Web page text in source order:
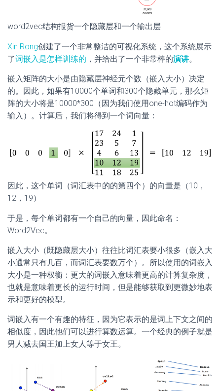
word2vec结构报货一个隐藏层和一个输出层
Xin Rong创建了一个非常整洁的可视化系统，这个系统展示
了词嵌入是怎样训练的 ，并给出了一个非常棒的演讲。
嵌入矩阵的大小是由隐藏层神经元个数（嵌入大小）决定
的。因此，如果有10000个单词和300个隐藏单元，那么矩
阵的大小将是10000*300（因为我们使用one-hot编码作为
输入）。计算后，我们将得到一个词向量：
因此，这个单词（词汇表中的的第四个）的向量是（10，
12，19）
于是，每个单词都有一个自己的向量，因此命名：
Word2Vec。
嵌入大小（既隐藏层大小）往往比词汇表要小很多（嵌入大
小通常只有几百，而词汇表要数万个）。所以使用的词嵌入
大小是一种权衡：更大的词嵌入意味着更高的计算复杂度，
也就是意味着更长的运行时间，但是能够获取到更微妙地表
示和更好的模型。
词嵌入有一个有趣的特征，因为它表示的是词上下文之间的
相似度，因此他们可以进行算数运算。一个经典的例子就是
男人减去国王加上女人等于女王。